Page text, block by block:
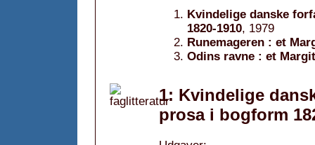
Kvindelige danske
1820-1910, 1979
Runemageren : et
Odins ravne : et
1: Kvindelige
prosa i bogform